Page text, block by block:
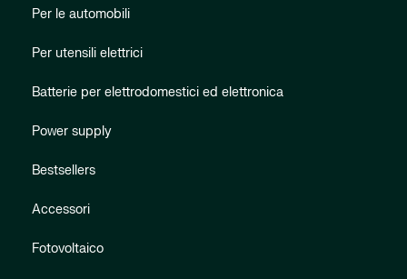
Per le automobili
Per utensili elettrici
Batterie per elettrodomestici ed elettronica
Power supply
Bestsellers
Accessori
Fotovoltaico